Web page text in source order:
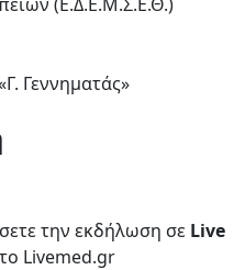
Γεννηματάς»
την εκδήλωση σε Live
Livemed.gr